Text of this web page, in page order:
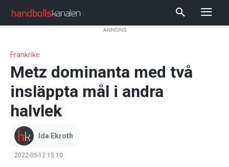
ANNONS
Frankrike
Metz dominanta med två
insläppta mål i andra
halvlek
Ida Ekroth
2022-05-12 15:10